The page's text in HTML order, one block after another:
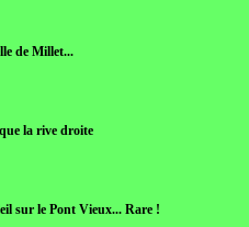
de Millet...
la rive droite
sur le Pont Vieux... Rare !